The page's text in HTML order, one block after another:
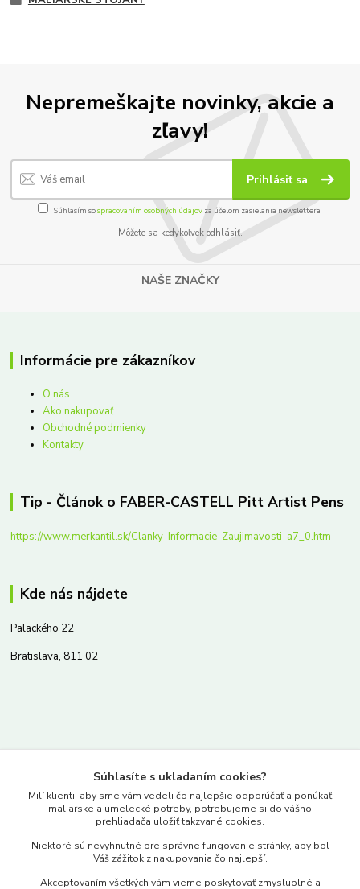
Nepremeškajte novinky, akcie a
zľavy!
Prihlásiť sa
Súhlasím sospracovaním osobných údajov za účelom zasielania newslettera.
Môžete sa kedykoľvek odhlásiť.
NAŠE ZNAČKY
Informácie pre zákazníkov
O nás
Ako nakupovať
Obchodné podmienky
Kontakty
Tip - Článok o FABER-CASTELL Pitt Artist Pens
https://www.merkantil.sk/Clanky-Informacie-Zaujimavosti-a7_0.htm
Kde nás nájdete
Palackého 22
Bratislava, 811 02
www.merkantil.sk
Pondelok-Piatok: 9.00-17.00hod.
objednavky@merkantil-obchod.sk
Súhlasíte s ukladaním cookies?
Milí klienti, aby sme vám vedeli čo najlepšie odporúčať a ponúkať
maliarske a umelecké potreby, potrebujeme si do vášho
prehliadača uložiť takzvané cookies.
Niektoré sú nevyhnutné pre správne fungovanie stránky, aby bol
Váš zážitok z nakupovania čo najlepší.
Akceptovaním všetkých vám vieme poskytovať zmysluplné a